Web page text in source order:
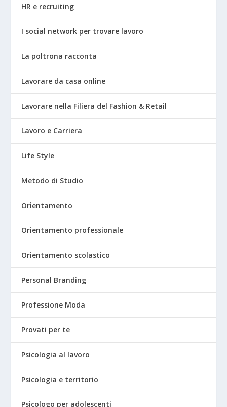
HR e recruiting
I social network per trovare lavoro
La poltrona racconta
Lavorare da casa online
Lavorare nella Filiera del Fashion & Retail
Lavoro e Carriera
Life Style
Metodo di Studio
Orientamento
Orientamento professionale
Orientamento scolastico
Personal Branding
Professione Moda
Provati per te
Psicologia al lavoro
Psicologia e territorio
Psicologo per adolescenti